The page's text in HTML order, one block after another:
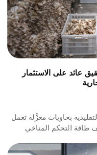
عائد على الاستثمار
بحاويات معزَّلة تعمل
طاقة التحكم المناخي
تبلغ مساحتها ٣٠ مترًا مربعًا، يُحقِّق المزارعون